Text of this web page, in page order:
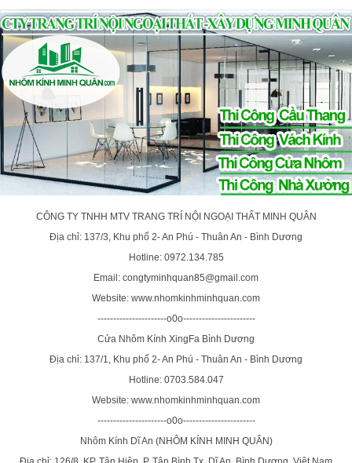
CÔNG TY TNHH MTV TRANG TRÍ NỘI NGOẠI THẤT MINH QUÂN
Địa chỉ: 137/3, Khu phố 2- An Phú - Thuân An - Bình Dương
Hotline: 0972.134.785
Email: congtyminhquan85@gmail.com
Website: www.nhomkinhminhquan.com
----------------------o0o-----------------------
Cửa Nhôm Kính XingFa Bình Dương
Địa chỉ: 137/1, Khu phố 2- An Phú - Thuân An - Bình Dương
Hotline: 0703.584.047
Website: www.nhomkinhminhquan.com
----------------------o0o-----------------------
Nhôm Kính Dĩ An (NHÔM KÍNH MINH QUÂN)